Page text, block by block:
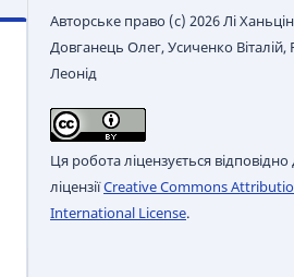
Авторське право (c) 2026 Лі
Довганець Олег, Усиченко Віталій,
Леонід
Ця робота ліцензується відповідно
ліцензіїCreative Commons
International License.